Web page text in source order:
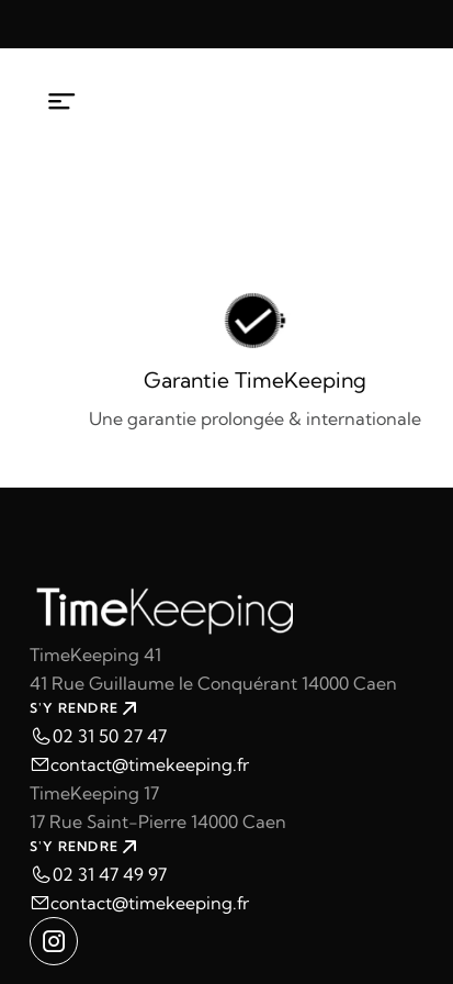
Garantie TimeKeeping
Une garantie prolongée & internationale
TimeKeeping 41
41 Rue Guillaume le Conquérant 14000 Caen
S'Y RENDRE
02 31 50 27 47
contact@timekeeping.fr
TimeKeeping 17
17 Rue Saint-Pierre 14000 Caen
S'Y RENDRE
02 31 47 49 97
contact@timekeeping.fr